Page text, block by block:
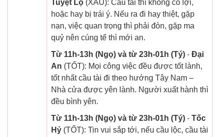
Tuyệt Lộ (XẤU): Cầu tài thì không có lợi,
hoặc hay bị trái ý. Nếu ra đi hay thiệt, gặp
nạn, việc quan trọng thì phải đòn, gặp ma
quỷ nên cúng tế thì mới an.
Từ 11h-13h (Ngọ) và từ 23h-01h (Tý) - Đại
An (TỐT): Mọi công việc đều được tốt lành,
tốt nhất cầu tài đi theo hướng Tây Nam –
Nhà cửa được yên lành. Người xuất hành thì
đều bình yên.
Từ 11h-13h (Ngọ) và từ 23h-01h (Tý) - Tốc
Hỷ (TỐT): Tin vui sắp tới, nếu cầu lộc, cầu tài